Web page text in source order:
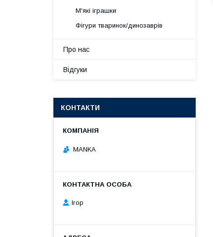
М'які іграшки
Фігури тваринок/динозаврів
Про нас
Відгуки
КОНТАКТИ
MANKA
Ігор